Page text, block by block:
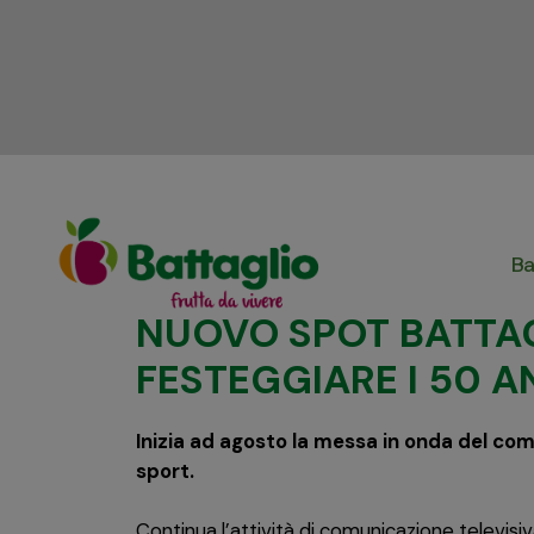
NUOVO SPOT
FESTEGGIARE I 50
Inizia ad agosto la messa in onda del
sport.